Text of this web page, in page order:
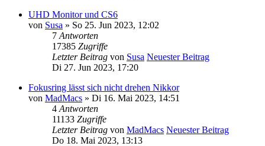
UHD Monitor und CS6
von Susa » So 25. Jun 2023, 12:02
7 Antworten
17385 Zugriffe
Letzter Beitrag von Susa Neuester Beitrag
Di 27. Jun 2023, 17:20
Fokusring lässt sich nicht drehen Nikkor
von MadMacs » Di 16. Mai 2023, 14:51
4 Antworten
11133 Zugriffe
Letzter Beitrag von MadMacs Neuester Beitrag
Do 18. Mai 2023, 13:13